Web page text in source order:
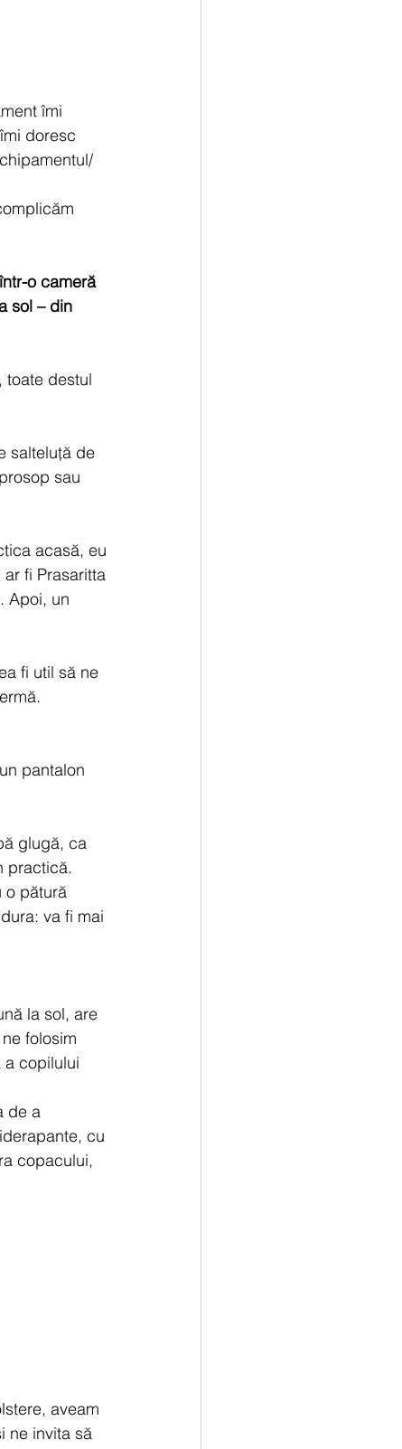
îmi
doresc
o cameră
sol – din
toate destul
salteluță de
sau
acasă, eu
fi Prasaritta
Apoi, un
fi util să ne
pantalon
glugă, ca
practică.
o pătură
va fi mai
la sol, are
folosim
copilului
de a
cu
copacului,
aveam
ne invita să